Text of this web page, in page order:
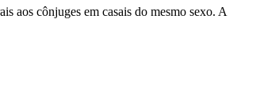
aos cônjuges em casais do mesmo sexo. A